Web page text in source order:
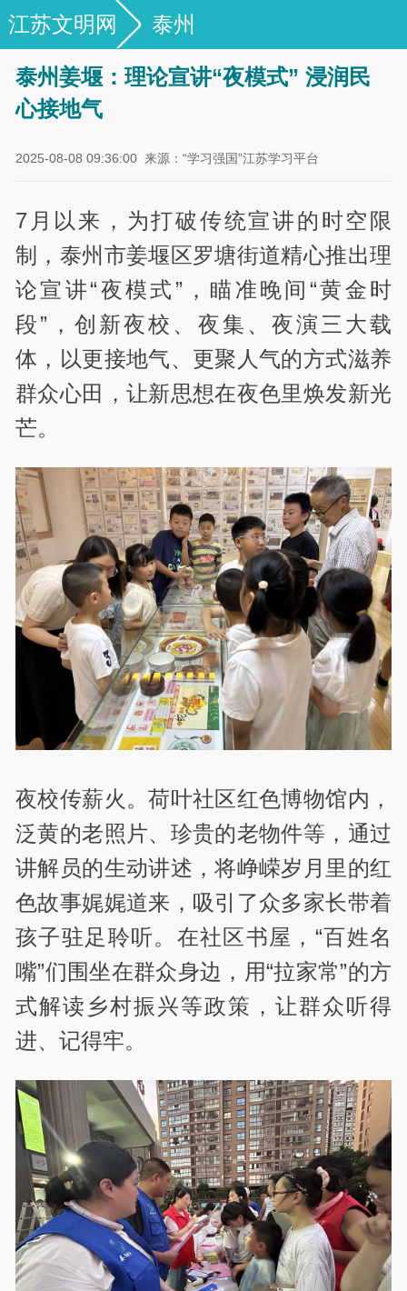
江苏文明网 泰州
泰州姜堰：理论宣讲“夜模式” 浸润民
心接地气
2025-08-08 09:36:00 来源：“学习强国”江苏学习平台
7月以来，为打破传统宣讲的时空限
制，泰州市姜堰区罗塘街道精心推出理
论宣讲“夜模式”，瞄准晚间“黄金时
段”，创新夜校、夜集、夜演三大载
体，以更接地气、更聚人气的方式滋养
群众心田，让新思想在夜色里焕发新光
芒。
夜校传薪火。荷叶社区红色博物馆内，
泛黄的老照片、珍贵的老物件等，通过
讲解员的生动讲述，将峥嵘岁月里的红
色故事娓娓道来，吸引了众多家长带着
孩子驻足聆听。在社区书屋，“百姓名
嘴”们围坐在群众身边，用“拉家常”的方
式解读乡村振兴等政策，让群众听得
进、记得牢。